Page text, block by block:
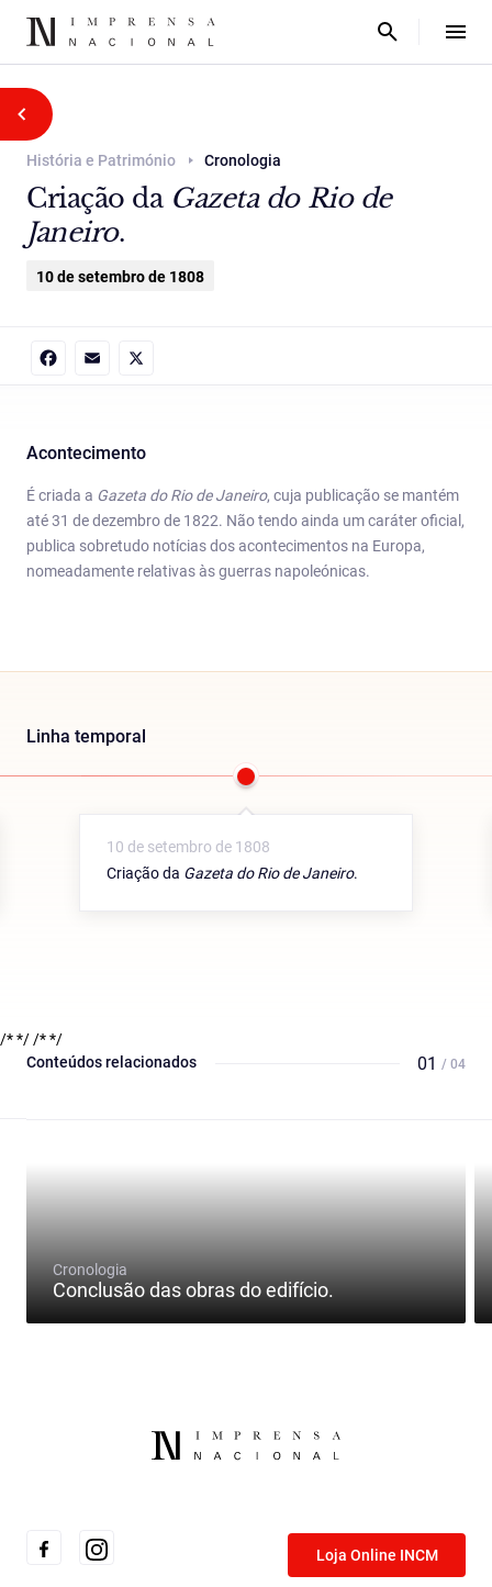
História e Património Cronologia
Criação da Gazeta do Rio de
Janeiro.
10 de setembro de 1808
Acontecimento
É criada a Gazeta do Rio de Janeiro, cuja publicação se mantém
até 31 de dezembro de 1822. Não tendo ainda um caráter oficial,
publica sobretudo notícias dos acontecimentos na Europa,
nomeadamente relativas às guerras napoleónicas.
Linha temporal
10 de setembro de 1808
Criação da Gazeta do Rio de Janeiro.
/* *//* */
Conteúdos relacionados
01 / 04
Cronologia
Conclusão das obras do edifício.
Loja Online INCM